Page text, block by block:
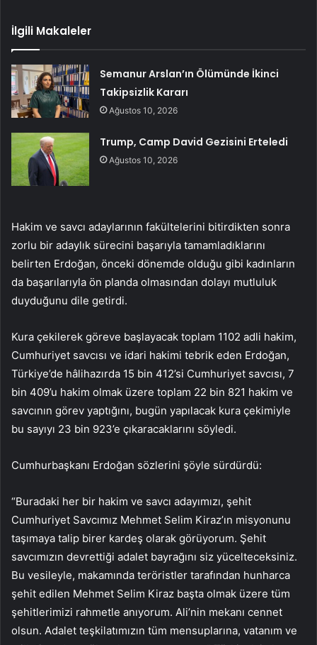
İlgili Makaleler
Semanur Arslan’ın Ölümünde İkinci
Takipsizlik Kararı
Ağustos 10, 2026
Trump, Camp David Gezisini Erteledi
Ağustos 10, 2026
Hakim ve savcı adaylarının fakültelerini bitirdikten sonra
zorlu bir adaylık sürecini başarıyla tamamladıklarını
belirten Erdoğan, önceki dönemde olduğu gibi kadınların
da başarılarıyla ön planda olmasından dolayı mutluluk
duyduğunu dile getirdi.
Kura çekilerek göreve başlayacak toplam 1102 adli hakim,
Cumhuriyet savcısı ve idari hakimi tebrik eden Erdoğan,
Türkiye’de hâlihazırda 15 bin 412’si Cumhuriyet savcısı, 7
bin 409’u hakim olmak üzere toplam 22 bin 821 hakim ve
savcının görev yaptığını, bugün yapılacak kura çekimiyle
bu sayıyı 23 bin 923’e çıkaracaklarını söyledi.
Cumhurbaşkanı Erdoğan sözlerini şöyle sürdürdü:
“Buradaki her bir hakim ve savcı adayımızı, şehit
Cumhuriyet Savcımız Mehmet Selim Kiraz’ın misyonunu
taşımaya talip birer kardeş olarak görüyorum. Şehit
savcımızın devrettiği adalet bayrağını siz yücelteceksiniz.
Bu vesileyle, makamında teröristler tarafından hunharca
şehit edilen Mehmet Selim Kiraz başta olmak üzere tüm
şehitlerimizi rahmetle anıyorum. Ali’nin mekanı cennet
olsun. Adalet teşkilatımızın tüm mensuplarına, vatanım ve